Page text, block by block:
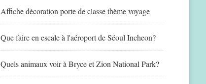
Affiche décoration porte de classe thème voyage
Que faire en escale à l'aéroport de Séoul Incheon?
Quels animaux voir à Bryce et Zion National Park?